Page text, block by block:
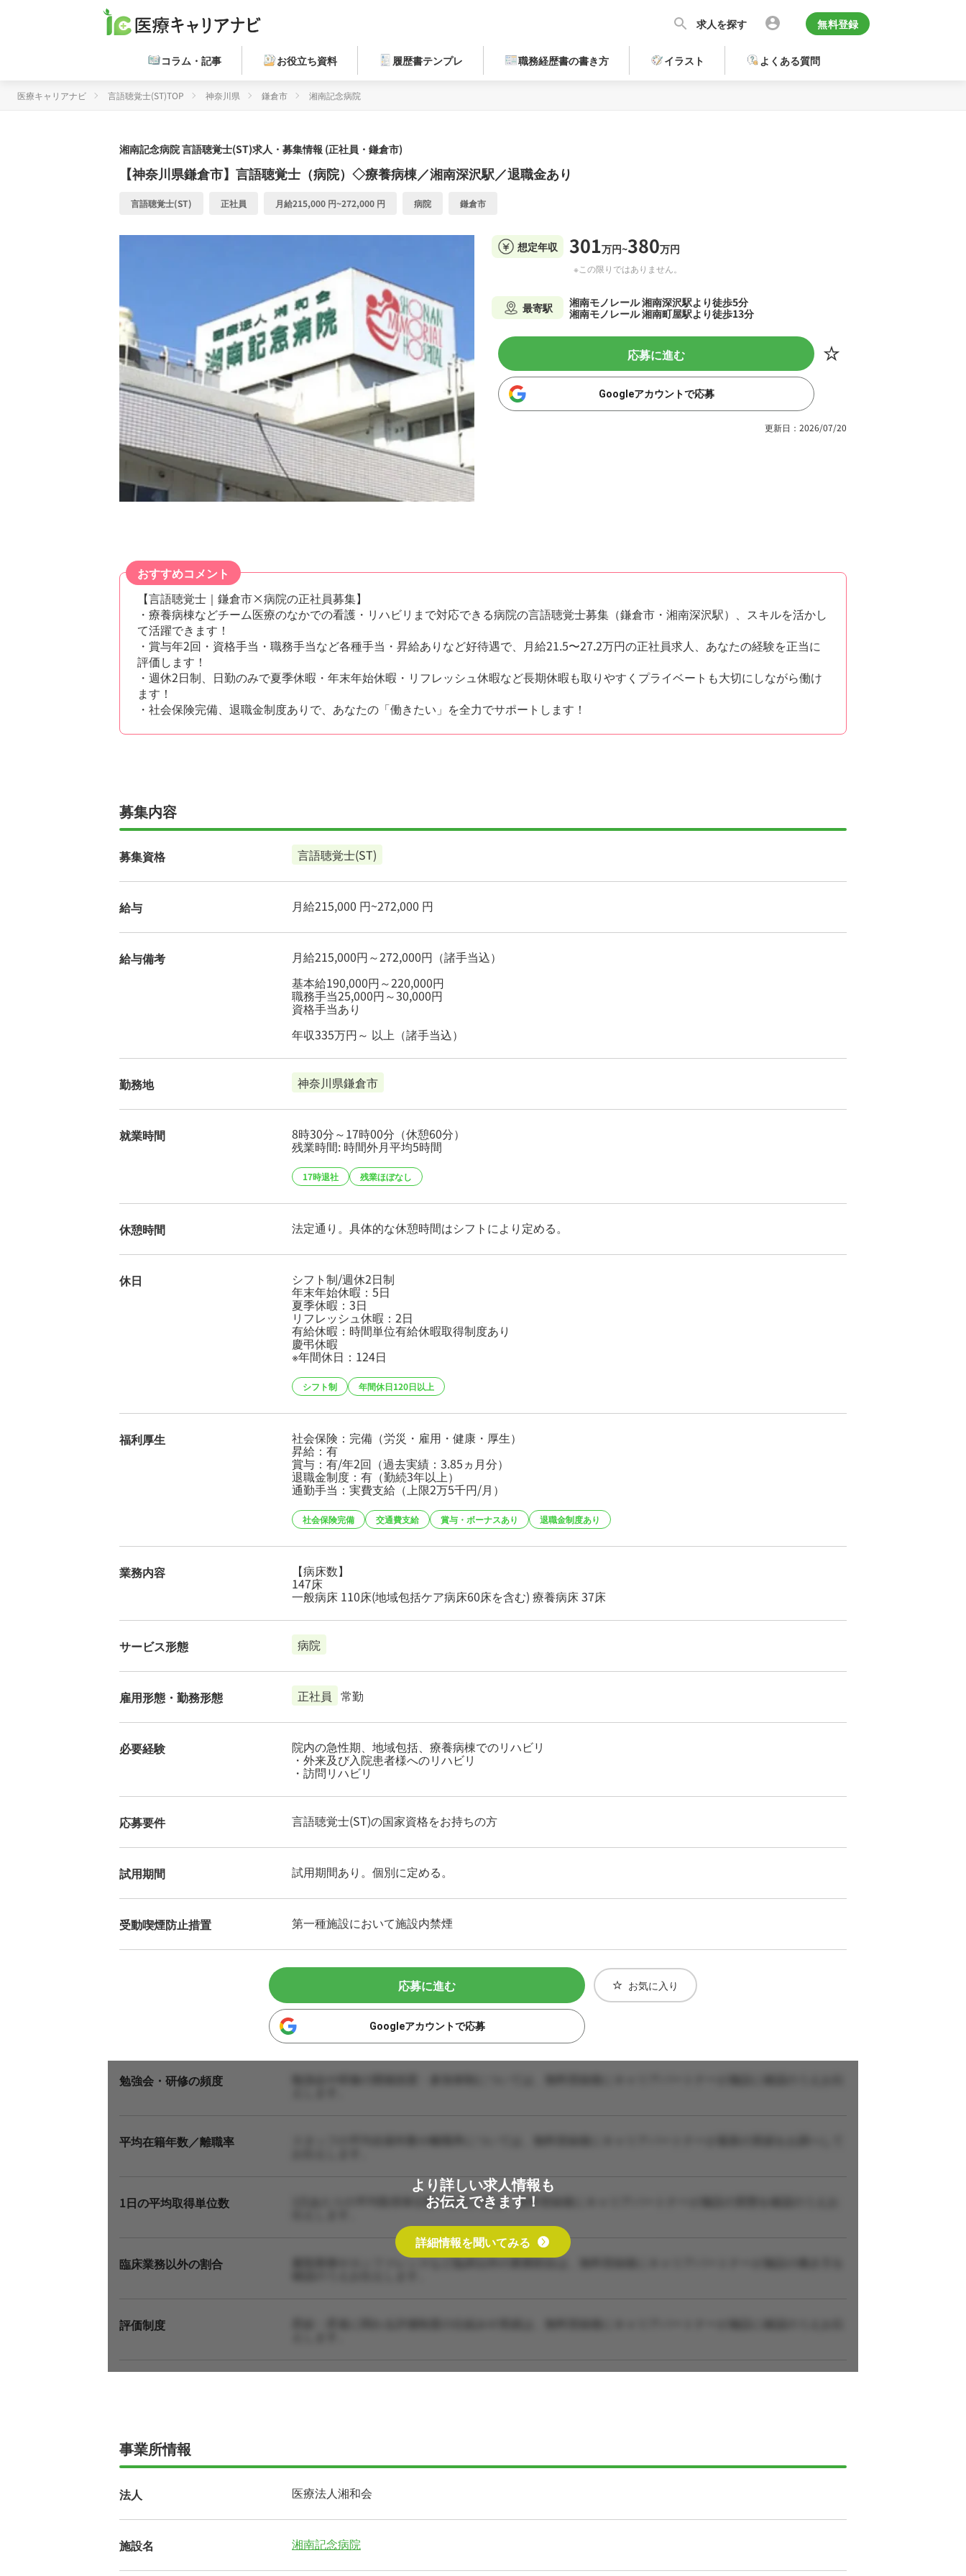
求人を探す 無料登録
コラム・記事 お役立ち資料 履歴書テンプレ 職務経歴書の書き方 イラスト よくある質問
医療キャリアナビ 言語聴覚士(ST)TOP 神奈川県 鎌倉市 湘南記念病院
湘南記念病院言語聴覚士(ST)求人・募集情報 (正社員・鎌倉市)
【神奈川県鎌倉市】言語聴覚士（病院）◇療養病棟／湘南深沢駅／退職金あり
言語聴覚士(ST) 正社員 月給215,000 円~272,000 円 病院 鎌倉市
想定年収 301万円~380万円
※この限りではありません。
最寄駅
湘南モノレール 湘南深沢駅より徒歩5分
湘南モノレール 湘南町屋駅より徒歩13分
応募に進む
Googleアカウントで応募
更新日：2026/07/20
おすすめコメント
【言語聴覚士｜鎌倉市×病院の正社員募集】
・療養病棟などチーム医療のなかでの看護・リハビリまで対応できる病院の言語聴覚士募集（鎌倉市・湘南深沢駅）、スキルを活かし
て活躍できます！
・賞与年2回・資格手当・職務手当など各種手当・昇給ありなど好待遇で、月給21.5〜27.2万円の正社員求人、あなたの経験を正当に
評価します！
・週休2日制、日勤のみで夏季休暇・年末年始休暇・リフレッシュ休暇など長期休暇も取りやすくプライベートも大切にしながら働け
ます！
・社会保険完備、退職金制度ありで、あなたの「働きたい」を全力でサポートします！
募集内容
募集資格 言語聴覚士(ST)
給与 月給215,000 円~272,000 円
給与備考
月給215,000円～272,000円（諸手当込）
基本給190,000円～220,000円
職務手当25,000円～30,000円
資格手当あり
年収335万円～ 以上（諸手当込）
勤務地 神奈川県鎌倉市
就業時間 8時30分～17時00分（休憩60分）
残業時間: 時間外月平均5時間
17時退社 残業ほぼなし
休憩時間 法定通り。具体的な休憩時間はシフトにより定める。
休日 シフト制/週休2日制
年末年始休暇：5日
夏季休暇：3日
リフレッシュ休暇：2日
有給休暇：時間単位有給休暇取得制度あり
慶弔休暇
※年間休日：124日
シフト制 年間休日120日以上
福利厚生 社会保険：完備（労災・雇用・健康・厚生）
昇給：有
賞与：有/年2回（過去実績：3.85ヵ月分）
退職金制度：有（勤続3年以上）
通勤手当：実費支給（上限2万5千円/月）
社会保険完備 交通費支給 賞与・ボーナスあり 退職金制度あり
業務内容 【病床数】
147床
一般病床 110床(地域包括ケア病床60床を含む) 療養病床 37床
サービス形態 病院
雇用形態・勤務形態 正社員 常勤
必要経験 院内の急性期、地域包括、療養病棟でのリハビリ
・外来及び入院患者様へのリハビリ
・訪問リハビリ
応募要件 言語聴覚士(ST)の国家資格をお持ちの方
試用期間 試用期間あり。個別に定める。
受動喫煙防止措置 第一種施設において施設内禁煙
応募に進む
Googleアカウントで応募
お気に入り
勉強会・研修の頻度 勉強会や研修の開催頻度・参加体制については、無料登録後にキャリアパートナーが施設に確認のうえお伝
平均在籍年数／離職率 スタッフの平均在籍年数や離職率については、無料登録後にキャリアパートナーが最新の実績をお調べして
1日の平均取得単位数 1日あたりの平均取得単位数や担当人数は、無料登録後にキャリアパートナーが施設の実態を確認のうえお
臨床業務以外の割合 書類業務やカンファレンスなど臨床以外の業務割合は、無料登録後にキャリアパートナーが施設の働き方を
評価制度 昇給・昇進に関わる評価制度の仕組みや実績は、無料登録後にキャリアパートナーが施設に確認のうえお伝
より詳しい求人情報も
お伝えできます！
詳細情報を聞いてみる
事業所情報
法人 医療法人湘和会
施設名 湘南記念病院